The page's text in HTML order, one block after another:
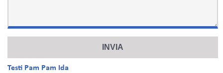
Testi Pam Pam Ida